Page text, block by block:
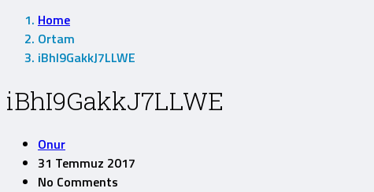
Home
Ortam
iBhI9GakkJ7LLWE
iBhI9GakkJ7LLWE
Onur
31 Temmuz 2017
No Comments